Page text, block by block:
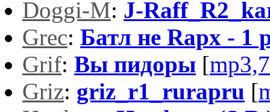
Doggi-M: J-
Grec: Батл не Rapx - 1
Grif: Вы пидоры [
Griz: griz_r1_rurapru [